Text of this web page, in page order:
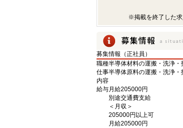
※掲載を終了した求
募集情報（正社員）
職種半導体材料の運搬・洗浄・
仕事
内容
半導体原料の運搬・洗浄・
給与月給205000円
別途交通費支給
＜月収＞
205000円以上可
月給205000円